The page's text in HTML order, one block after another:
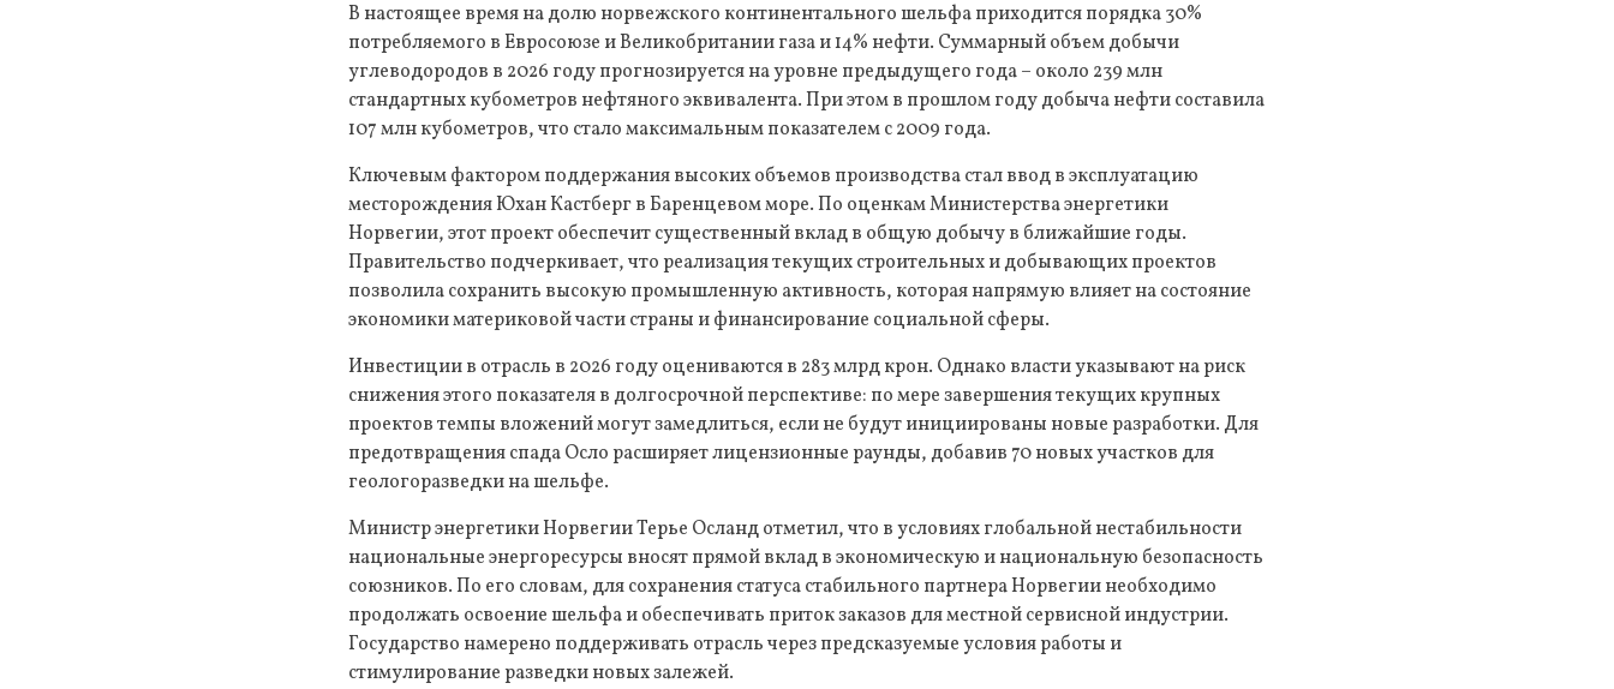
В настоящее время на долю норвежского континентального шельфа приходится порядка 30%
потребляемого в Евросоюзе и Великобритании газа и 14% нефти. Суммарный объем добычи
углеводородов в 2026 году прогнозируется на уровне предыдущего года – около 239 млн
стандартных кубометров нефтяного эквивалента. При этом в прошлом году добыча нефти составила
107 млн кубометров, что стало максимальным показателем с 2009 года.
Ключевым фактором поддержания высоких объемов производства стал ввод в эксплуатацию
месторождения Юхан Кастберг в Баренцевом море. По оценкам Министерства энергетики
Норвегии, этот проект обеспечит существенный вклад в общую добычу в ближайшие годы.
Правительство подчеркивает, что реализация текущих строительных и добывающих проектов
позволила сохранить высокую промышленную активность, которая напрямую влияет на состояние
экономики материковой части страны и финансирование социальной сферы.
Инвестиции в отрасль в 2026 году оцениваются в 283 млрд крон. Однако власти указывают на риск
снижения этого показателя в долгосрочной перспективе: по мере завершения текущих крупных
проектов темпы вложений могут замедлиться, если не будут инициированы новые разработки. Для
предотвращения спада Осло расширяет лицензионные раунды, добавив 70 новых участков для
геологоразведки на шельфе.
Министр энергетики Норвегии Терье Осланд отметил, что в условиях глобальной нестабильности
национальные энергоресурсы вносят прямой вклад в экономическую и национальную безопасность
союзников. По его словам, для сохранения статуса стабильного партнера Норвегии необходимо
продолжать освоение шельфа и обеспечивать приток заказов для местной сервисной индустрии.
Государство намерено поддерживать отрасль через предсказуемые условия работы и
стимулирование разведки новых залежей.